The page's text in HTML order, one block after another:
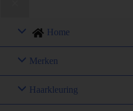
Home
Merken
Haarkleuring